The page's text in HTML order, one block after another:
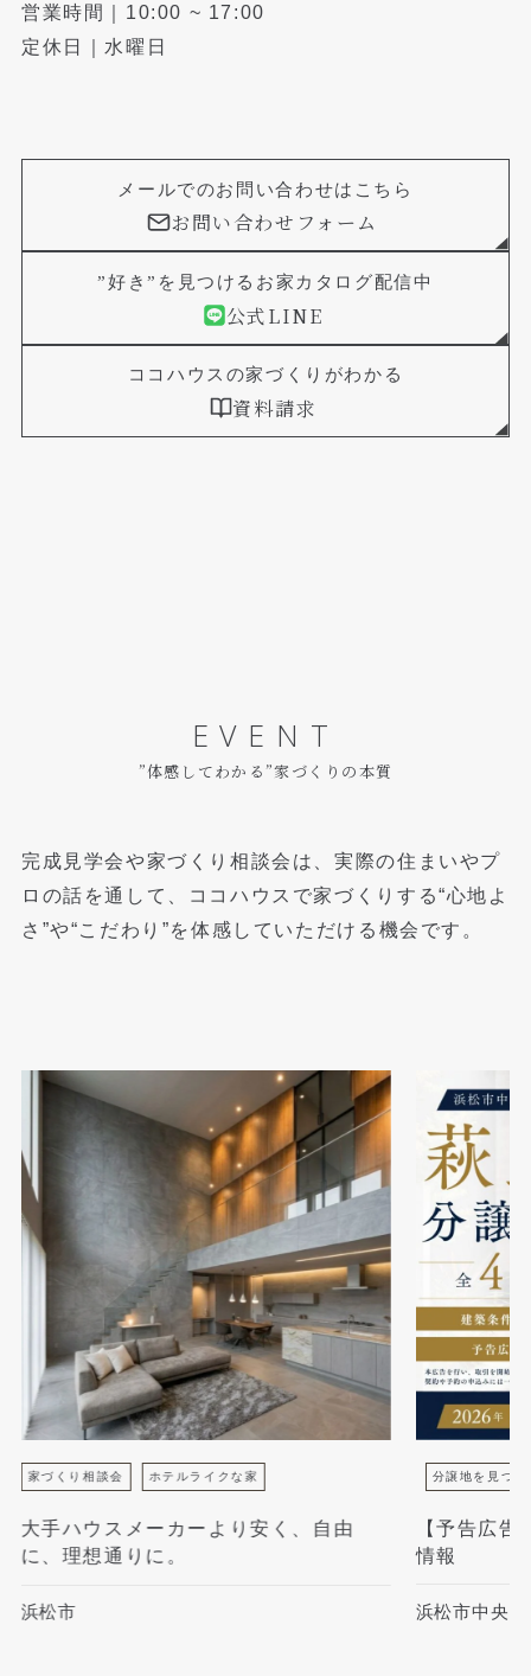
営業時間｜10:00 ~ 17:00
定休日｜水曜日
メールでのお問い合わせはこちら
お問い合わせフォーム
”好き”を見つけるお家カタログ配信中
公式LINE
ココハウスの家づくりがわかる
資料請求
EVENT
”体感してわかる”家づくりの本質
完成見学会や家づくり相談会は、実際の住まいやプ
ロの話を通して、
ココハウスで家づくりする“心地よ
さ”や“こだわり”を体感していただける機会です。
家づくり相談会 ホテルライクな家
大手ハウスメーカーより安く、自由
に、理想通りに。
浜松市
分譲地を見つけ
【予告広
情報
浜松市中央